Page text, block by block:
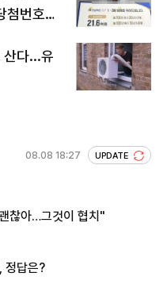
번호조
산다...유
08.08 18:27 UPDATE
찮아…그것이 협치"
정답은?